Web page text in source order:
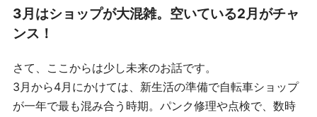
3月はショップが大混雑。空いている2月がチャ
ンス！
さて、ここからは少し未来のお話です。
3月から4月にかけては、新生活の準備で自転車ショップ
が一年で最も混み合う時期。パンク修理や点検で、数時